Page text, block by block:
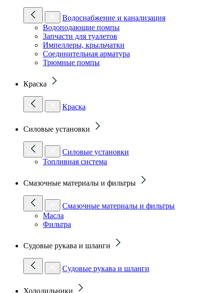
Водоснабжение и канализация
Водоподающие помпы
Запчасти для туалетов
Импеллеры, крыльчатки
Соединительная арматура
Трюмные помпы
Краска
Краска
Силовые установки
Силовые установки
Топливная система
Смазочные материалы и фильтры
Смазочные материалы и фильтры
Масла
Фильтра
Судовые рукава и шланги
Судовые рукава и шланги
Холодильники